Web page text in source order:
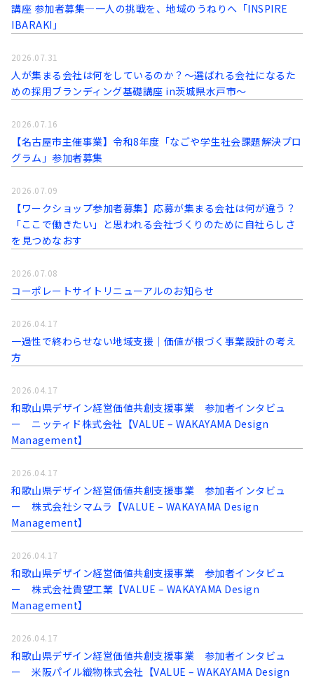
講座 参加者募集―一人の挑戦を、地域のうねりへ「INSPIRE
IBARAKI」
人が集まる会社は何をしているのか？～選ばれる会社になるた
めの採用ブランディング基礎講座 in茨城県水戸市～
2026.07.31
【名古屋市主催事業】令和8年度「なごや学生社会課題解決プロ
グラム」参加者募集
2026.07.16
【ワークショップ参加者募集】応募が集まる会社は何が違う？
「ここで働きたい」と思われる会社づくりのために自社らしさ
を見つめなおす
2026.07.09
コーポレートサイトリニューアルのお知らせ
2026.07.08
一過性で終わらせない地域支援｜価値が根づく事業設計の考え
方
2026.04.17
和歌山県デザイン経営価値共創支援事業 参加者インタビュ
ー ニッティド株式会社【VALUE – WAKAYAMA Design
Management】
2026.04.17
和歌山県デザイン経営価値共創支援事業 参加者インタビュ
ー 株式会社シマムラ【VALUE – WAKAYAMA Design
Management】
2026.04.17
和歌山県デザイン経営価値共創支援事業 参加者インタビュ
ー 株式会社貴望工業【VALUE – WAKAYAMA Design
Management】
2026.04.17
和歌山県デザイン経営価値共創支援事業 参加者インタビュ
ー 米阪パイル織物株式会社【VALUE – WAKAYAMA Design
2026.04.17